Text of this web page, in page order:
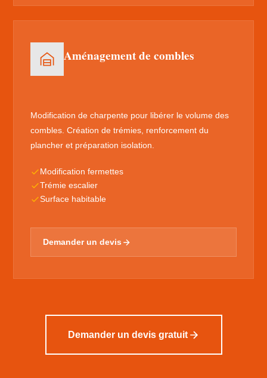
Aménagement de combles
Modification de charpente pour libérer le volume des
combles. Création de trémies, renforcement du
plancher et préparation isolation.
Modification fermettes
Trémie escalier
Surface habitable
Demander un devis
Demander un devis gratuit